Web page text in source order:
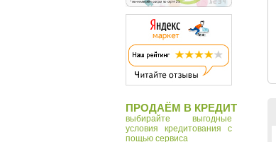
ПРОДАЁМ В КРЕДИТ
выбирайте выгодные
условия кредитования с
пощью сервиса